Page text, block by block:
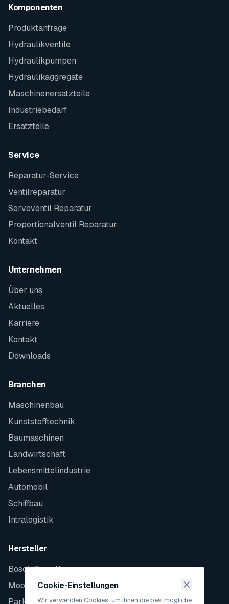
Komponenten
Produktanfrage
Hydraulikventile
Hydraulikpumpen
Hydraulikaggregate
Maschinenersatzteile
Industriebedarf
Ersatzteile
Service
Reparatur-Service
Ventilreparatur
Servoventil Reparatur
Proportionalventil Reparatur
Kontakt
Unternehmen
Über uns
Aktuelles
Karriere
Kontakt
Downloads
Branchen
Maschinenbau
Kunststofftechnik
Baumaschinen
Landwirtschaft
Lebensmittelindustrie
Automobil
Schiffbau
Intralogistik
Hersteller
Bosch Rexroth
Moog
Parker
Cookie-Einstellungen
Wir verwenden Cookies, um Ihnen die bestmögliche